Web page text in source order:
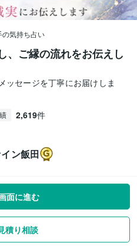
の気持ち占い
、ご縁の流れをお伝えし
ッセージを丁寧にお届けしま
2,619件
ン飯田
面に進む
積り相談